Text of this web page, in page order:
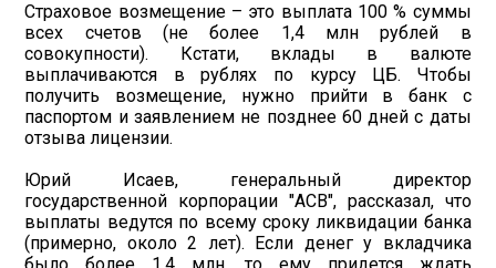
Страховое возмещение – это выплата 100 % суммы
всех счетов (не более 1,4 млн рублей в
совокупности). Кстати, вклады в валюте
выплачиваются в рублях по курсу ЦБ. Чтобы
получить возмещение, нужно прийти в банк с
паспортом и заявлением не позднее 60 дней с даты
отзыва лицензии.
Юрий Исаев, генеральный директор
государственной корпорации "АСВ", рассказал, что
выплаты ведутся по всему сроку ликвидации банка
(примерно, около 2 лет). Если денег у вкладчика